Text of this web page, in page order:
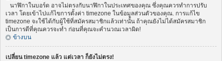
นาฬิกาในบอร์ด อาจไม่ตรงกับนาฬิกาในประเทศของคุณ ซึ่งคุณควรทำการปรับ
เวลา โดยเข้าไปแก้ไขการตั้งค่า timezone ในข้อมูลส่วนตัวของคุณ. การแก้ไข
timezone จะใช้ได้กับผู้ใช้ที่สมัครสมาชิกแล้วเท่านั้น ถ้าคุณยังไม่ได้สมัครสมาชิก
เป็นการดีที่คุณควรจะทำ ก่อนที่คุณจะคำนวณเวลาผิด!
ข้างบน
เปลี่ยน timezone แล้ว แต่เวลา ก็ยังไม่ตรง!